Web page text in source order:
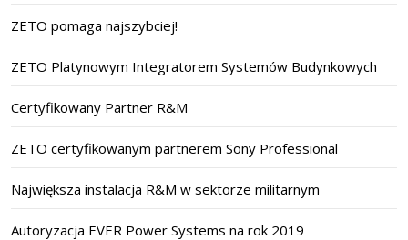
ZETO pomaga najszybciej!
ZETO Platynowym Integratorem Systemów Budynkowych
Certyfikowany Partner R&M
ZETO certyfikowanym partnerem Sony Professional
Największa instalacja R&M w sektorze militarnym
Autoryzacja EVER Power Systems na rok 2019